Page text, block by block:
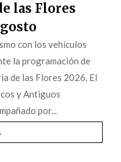
las Flores
con los vehículos
la programación de
de las Flores 2026. El
y Antiguos
por...